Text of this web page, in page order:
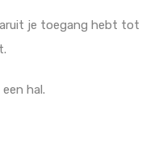
je toegang hebt tot
hal.